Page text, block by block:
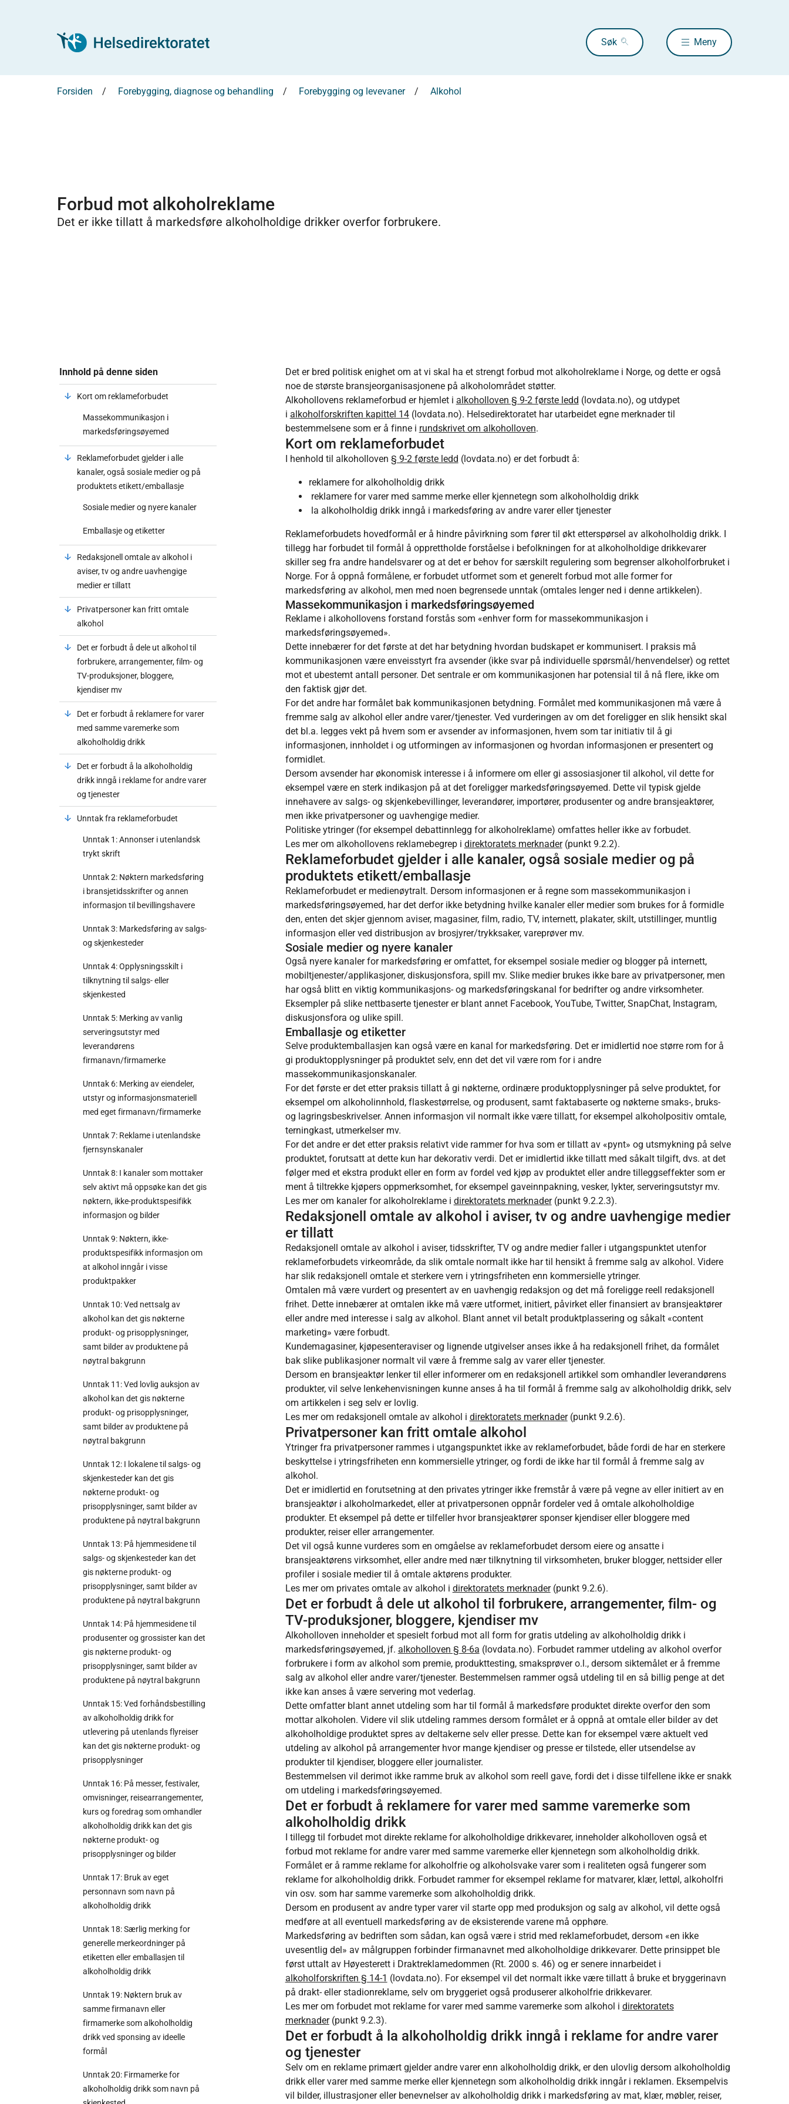
Søk Meny
Forsiden Forebygging, diagnose og behandling Forebygging og levevaner Alkohol
Forbud mot alkoholreklame
Det er ikke tillatt å markedsføre alkoholholdige drikker overfor forbrukere.
Innhold på denne siden
Kort om reklameforbudet
Massekommunikasjon i
markedsføringsøyemed
Reklameforbudet gjelder i alle
kanaler, også sosiale medier og på
produktets etikett/emballasje
Sosiale medier og nyere kanaler
Emballasje og etiketter
Redaksjonell omtale av alkohol i
aviser, tv og andre uavhengige
medier er tillatt
Privatpersoner kan fritt omtale
alkohol
Det er forbudt å dele ut alkohol til
forbrukere, arrangementer, film- og
TV-produksjoner, bloggere,
kjendiser mv
Det er forbudt å reklamere for varer
med samme varemerke som
alkoholholdig drikk
Det er forbudt å la alkoholholdig
drikk inngå i reklame for andre varer
og tjenester
Unntak fra reklameforbudet
Unntak 1: Annonser i utenlandsk
trykt skrift
Unntak 2: Nøktern markedsføring
i bransjetidsskrifter og annen
informasjon til bevillingshavere
Unntak 3: Markedsføring av salgs-
og skjenkesteder
Unntak 4: Opplysningsskilt i
tilknytning til salgs- eller
skjenkested
Unntak 5: Merking av vanlig
serveringsutstyr med
leverandørens
firmanavn/firmamerke
Unntak 6: Merking av eiendeler,
utstyr og informasjonsmateriell
med eget firmanavn/firmamerke
Unntak 7: Reklame i utenlandske
fjernsynskanaler
Unntak 8: I kanaler som mottaker
selv aktivt må oppsøke kan det gis
nøktern, ikke-produktspesifikk
informasjon og bilder
Unntak 9: Nøktern, ikke-
produktspesifikk informasjon om
at alkohol inngår i visse
produktpakker
Unntak 10: Ved nettsalg av
alkohol kan det gis nøkterne
produkt- og prisopplysninger,
samt bilder av produktene på
nøytral bakgrunn
Unntak 11: Ved lovlig auksjon av
alkohol kan det gis nøkterne
produkt- og prisopplysninger,
samt bilder av produktene på
nøytral bakgrunn
Unntak 12: I lokalene til salgs- og
skjenkesteder kan det gis
nøkterne produkt- og
prisopplysninger, samt bilder av
produktene på nøytral bakgrunn
Unntak 13: På hjemmesidene til
salgs- og skjenkesteder kan det
gis nøkterne produkt- og
prisopplysninger, samt bilder av
produktene på nøytral bakgrunn
Unntak 14: På hjemmesidene til
produsenter og grossister kan det
gis nøkterne produkt- og
prisopplysninger, samt bilder av
produktene på nøytral bakgrunn
Unntak 15: Ved forhåndsbestilling
av alkoholholdig drikk for
utlevering på utenlands flyreiser
kan det gis nøkterne produkt- og
prisopplysninger
Unntak 16: På messer, festivaler,
omvisninger, reisearrangementer,
kurs og foredrag som omhandler
alkoholholdig drikk kan det gis
nøkterne produkt- og
prisopplysninger og bilder
Unntak 17: Bruk av eget
personnavn som navn på
alkoholholdig drikk
Unntak 18: Særlig merking for
generelle merkeordninger på
etiketten eller emballasjen til
alkoholholdig drikk
Unntak 19: Nøktern bruk av
samme firmanavn eller
firmamerke som alkoholholdig
drikk ved sponsing av ideelle
formål
Unntak 20: Firmamerke for
alkoholholdig drikk som navn på
Det er bred politisk enighet om at vi skal ha et strengt forbud mot alkoholreklame i Norge, og dette er også
noe de største bransjeorganisasjonene på alkoholområdet støtter.
​Alkohollovens reklameforbud er hjemlet i alkoholloven § 9-2 første ledd (lovdata.no), og utdypet
i alkoholforskriften kapittel 14(lovdata.no). Helsedirektoratet har utarbeidet egne merknader til
bestemmelsene som er å finne i rundskrivet om alkoholloven.
Kort om reklameforbudet
I henhold til alkoholloven § 9-2 første ledd (lovdata.no) er det forbudt å:
reklamere for alkoholholdig drikk
reklamere for varer med samme merke eller kjennetegn som alkoholholdig drikk
la alkoholholdig drikk inngå i markedsføring av andre varer eller tjenester
Reklameforbudets hovedformål er å hindre påvirkning som fører til økt etterspørsel av alkoholholdig drikk. I
tillegg har forbudet til formål å opprettholde forståelse i befolkningen for at alkoholholdige drikkevarer
skiller seg fra andre handelsvarer og at det er behov for særskilt regulering som begrenser alkoholforbruket i
Norge. For å oppnå formålene, er forbudet utformet som et generelt forbud mot alle former for
markedsføring av alkohol, men med noen begrensede unntak (omtales lenger ned i denne artikkelen).
Massekommunikasjon i markedsføringsøyemed
Reklame i alkohollovens forstand forstås som «enhver form for massekommunikasjon i
markedsføringsøyemed».
Dette innebærer for det første at det har betydning hvordan budskapet er kommunisert. I praksis må
kommunikasjonen være enveisstyrt fra avsender (ikke svar på individuelle spørsmål/henvendelser) og rettet
mot et ubestemt antall personer. Det sentrale er om kommunikasjonen har potensial til å nå flere, ikke om
den faktisk gjør det.
For det andre har formålet bak kommunikasjonen betydning. Formålet med kommunikasjonen må være å
fremme salg av alkohol eller andre varer/tjenester. Ved vurderingen av om det foreligger en slik hensikt skal
det bl.a. legges vekt på hvem som er avsender av informasjonen, hvem som tar initiativ til å gi
informasjonen, innholdet i og utformingen av informasjonen og hvordan informasjonen er presentert og
formidlet.
Dersom avsender har økonomisk interesse i å informere om eller gi assosiasjoner til alkohol, vil dette for
eksempel være en sterk indikasjon på at det foreligger markedsføringsøyemed. Dette vil typisk gjelde
innehavere av salgs- og skjenkebevillinger, leverandører, importører, produsenter og andre bransjeaktører,
men ikke privatpersoner og uavhengige medier.
Politiske ytringer (for eksempel debattinnlegg for alkoholreklame) omfattes heller ikke av forbudet.
Les mer om alkohollovens reklamebegrep i direktoratets merknader(punkt 9.2.2).
Reklameforbudet gjelder i alle kanaler, også sosiale medier og på
produktets etikett/emballasje
Reklameforbudet er medienøytralt. Dersom informasjonen er å regne som massekommunikasjon i
markedsføringsøyemed, har det derfor ikke betydning hvilke kanaler eller medier som brukes for å formidle
den, enten det skjer gjennom aviser, magasiner, film, radio, TV, internett, plakater, skilt, utstillinger, muntlig
informasjon eller ved distribusjon av brosjyrer/trykksaker, vareprøver mv.
Sosiale medier og nyere kanaler
Også nyere kanaler for markedsføring er omfattet, for eksempel sosiale medier og blogger på internett,
mobiltjenester/applikasjoner, diskusjonsfora, spill mv. Slike medier brukes ikke bare av privatpersoner, men
har også blitt en viktig kommunikasjons- og markedsføringskanal for bedrifter og andre virksomheter.
Eksempler på slike nettbaserte tjenester er blant annet Facebook, YouTube, Twitter, SnapChat, Instagram,
diskusjonsfora og ulike spill.
Emballasje og etiketter
Selve produktemballasjen kan også være en kanal for markedsføring. Det er imidlertid noe større rom for å
gi produktopplysninger på produktet selv, enn det det vil være rom for i andre
massekommunikasjonskanaler.
For det første er det etter praksis tillatt å gi nøkterne, ordinære produktopplysninger på selve produktet, for
eksempel om alkoholinnhold, flaskestørrelse, og produsent, samt faktabaserte og nøkterne smaks-, bruks-
og lagringsbeskrivelser. Annen informasjon vil normalt ikke være tillatt, for eksempel alkoholpositiv omtale,
terningkast, utmerkelser mv.
For det andre er det etter praksis relativt vide rammer for hva som er tillatt av «pynt» og utsmykning på selve
produktet, forutsatt at dette kun har dekorativ verdi. Det er imidlertid ikke tillatt med såkalt tilgift, dvs. at det
følger med et ekstra produkt eller en form av fordel ved kjøp av produktet eller andre tilleggseffekter som er
ment å tiltrekke kjøpers oppmerksomhet, for eksempel gaveinnpakning, vesker, lykter, serveringsutstyr mv.
Les mer om kanaler for alkoholreklame i direktoratets merknader(punkt 9.2.2.3).
Redaksjonell omtale av alkohol i aviser, tv og andre uavhengige medier
er tillatt
Redaksjonell omtale av alkohol i aviser, tidsskrifter, TV og andre medier faller i utgangspunktet utenfor
reklameforbudets virkeområde, da slik omtale normalt ikke har til hensikt å fremme salg av alkohol. Videre
har slik redaksjonell omtale et sterkere vern i ytringsfriheten enn kommersielle ytringer.
Omtalen må være vurdert og presentert av en uavhengig redaksjon og det må foreligge reell redaksjonell
frihet. Dette innebærer at omtalen ikke må være utformet, initiert, påvirket eller finansiert av bransjeaktører
eller andre med interesse i salg av alkohol. Blant annet vil betalt produktplassering og såkalt «content
marketing» være forbudt.
Kundemagasiner, kjøpesenteraviser og lignende utgivelser anses ikke å ha redaksjonell frihet, da formålet
bak slike publikasjoner normalt vil være å fremme salg av varer eller tjenester.
Dersom en bransjeaktør lenker til eller informerer om en redaksjonell artikkel som omhandler leverandørens
produkter, vil selve lenkehenvisningen kunne anses å ha til formål å fremme salg av alkoholholdig drikk, selv
om artikkelen i seg selv er lovlig.
Les mer om redaksjonell omtale av alkohol i direktoratets merknader(punkt 9.2.6).
Privatpersoner kan fritt omtale alkohol
Ytringer fra privatpersoner rammes i utgangspunktet ikke av reklameforbudet, både fordi de har en sterkere
beskyttelse i ytringsfriheten enn kommersielle ytringer, og fordi de ikke har til formål å fremme salg av
alkohol.
Det er imidlertid en forutsetning at den privates ytringer ikke fremstår å være på vegne av eller initiert av en
bransjeaktør i alkoholmarkedet, eller at privatpersonen oppnår fordeler ved å omtale alkoholholdige
produkter. Et eksempel på dette er tilfeller hvor bransjeaktører sponser kjendiser eller bloggere med
produkter, reiser eller arrangementer.
Det vil også kunne vurderes som en omgåelse av reklameforbudet dersom eiere og ansatte i
bransjeaktørens virksomhet, eller andre med nær tilknytning til virksomheten, bruker blogger, nettsider eller
profiler i sosiale medier til å omtale aktørens produkter.
Les mer om privates omtale av alkohol i direktoratets merknader(punkt 9.2.6).
Det er forbudt å dele ut alkohol til forbrukere, arrangementer, film- og
TV-produksjoner, bloggere, kjendiser mv
Alkoholloven inneholder et spesielt forbud mot all form for gratis utdeling av alkoholholdig drikk i
markedsføringsøyemed, jf. alkoholloven § 8-6a (lovdata.no). Forbudet rammer utdeling av alkohol overfor
forbrukere i form av alkohol som premie, produkttesting, smaksprøver o.l., dersom siktemålet er å fremme
salg av alkohol eller andre varer/tjenester. Bestemmelsen rammer også utdeling til en så billig penge at det
ikke kan anses å være servering mot vederlag.
Dette omfatter blant annet utdeling som har til formål å markedsføre produktet direkte overfor den som
mottar alkoholen. Videre vil slik utdeling rammes dersom formålet er å oppnå at omtale eller bilder av det
alkoholholdige produktet spres av deltakerne selv eller presse. Dette kan for eksempel være aktuelt ved
utdeling av alkohol på arrangementer hvor mange kjendiser og presse er tilstede, eller utsendelse av
produkter til kjendiser, bloggere eller journalister.
Bestemmelsen vil derimot ikke ramme bruk av alkohol som reell gave, fordi det i disse tilfellene ikke er snakk
om utdeling i markedsføringsøyemed.
Det er forbudt å reklamere for varer med samme varemerke som
alkoholholdig drikk
I tillegg til forbudet mot direkte reklame for alkoholholdige drikkevarer, inneholder alkoholloven også et
forbud mot reklame for andre varer med samme varemerke eller kjennetegn som alkoholholdig drikk.
Formålet er å ramme reklame for alkoholfrie og alkoholsvake varer som i realiteten også fungerer som
reklame for alkoholholdig drikk. Forbudet rammer for eksempel reklame for matvarer, klær, lettøl, alkoholfri
vin osv. som har samme varemerke som alkoholholdig drikk.
Dersom en produsent av andre typer varer vil starte opp med produksjon og salg av alkohol, vil dette også
medføre at all eventuell markedsføring av de eksisterende varene må opphøre.
Markedsføring av bedriften som sådan, kan også være i strid med reklameforbudet, dersom «en ikke
uvesentlig del» av målgruppen forbinder firmanavnet med alkoholholdige drikkevarer. Dette prinsippet ble
først uttalt av Høyesterett i Draktreklamedommen (Rt. 2000 s. 46) og er senere innarbeidet i
alkoholforskriften § 14-1 (lovdata.no). For eksempel vil det normalt ikke være tillatt å bruke et bryggerinavn
på drakt- eller stadionreklame, selv om bryggeriet også produserer alkoholfrie drikkevarer.
Les mer om forbudet mot reklame for varer med samme varemerke som alkohol i direktoratets
merknader(punkt 9.2.3).
Det er forbudt å la alkoholholdig drikk inngå i reklame for andre varer
og tjenester
Selv om en reklame primært gjelder andre varer enn alkoholholdig drikk, er den ulovlig dersom alkoholholdig
drikk eller varer med samme merke eller kjennetegn som alkoholholdig drikk inngår i reklamen. Eksempelvis
vil bilder, illustrasjoner eller benevnelser av alkoholholdig drikk i markedsføring av mat, klær, møbler, reiser,